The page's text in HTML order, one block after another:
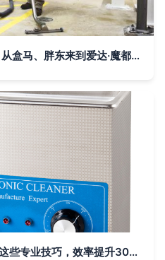
专业保洁力量引领行业革新 从盒马、胖东来到爱达·魔都号邮轮的品质守护者
工业清洁不再是难题！掌握这些专业技巧，效率提升300%